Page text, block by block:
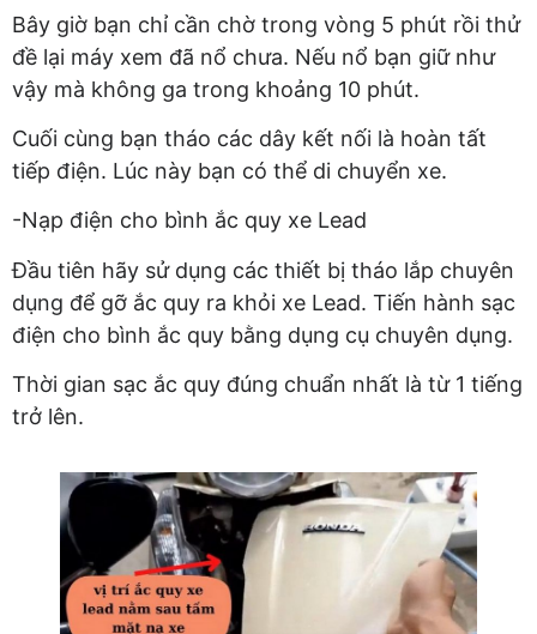
Bây giờ bạn chỉ cần chờ trong vòng 5 phút rồi thử
đề lại máy xem đã nổ chưa. Nếu nổ bạn giữ như
vậy mà không ga trong khoảng 10 phút.
Cuối cùng bạn tháo các dây kết nối là hoàn tất
tiếp điện. Lúc này bạn có thể di chuyển xe.
-Nạp điện cho bình ắc quy xe Lead
Đầu tiên hãy sử dụng các thiết bị tháo lắp chuyên
dụng để gỡ ắc quy ra khỏi xe Lead. Tiến hành sạc
điện cho bình ắc quy bằng dụng cụ chuyên dụng.
Thời gian sạc ắc quy đúng chuẩn nhất là từ 1 tiếng
trở lên.